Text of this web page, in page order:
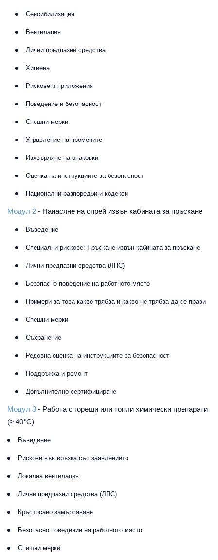
Сенсибилизация
Вентилация
Лични предпазни средства
Хигиена
Рискове и приложения
Поведение и безопасност
Спешни мерки
Управление на промените
Изхвърляне на опаковки
Оценка на инструкциите за безопасност
Национални разпоредби и кодекси
Модул 2 - Нанасяне на спрей извън кабината за пръскане
Въведение
Специални рискове: Пръскане извън кабината за пръскане
Лични предпазни средства (ЛПС)
Безопасно поведение на работното място
Примери за това какво трябва и какво не трябва да се прави
Спешни мерки
Съхранение
Редовна оценка на инструкциите за безопасност
Поддръжка и ремонт
Допълнително сертифициране
Модул 3 - Работа с горещи или топли химически препарати
(≥ 40°C)
Въведение
Рискове във връзка със заявлението
Локална вентилация
Лични предпазни средства (ЛПС)
Кръстосано замърсяване
Безопасно поведение на работното място
Спешни мерки